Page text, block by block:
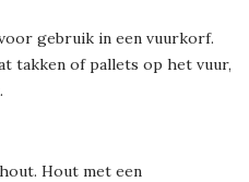
gebruik in een vuurkorf.
takken of pallets op het vuur,
Hout met een